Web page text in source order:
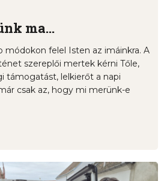
ma…
módokon felel Isten az imáinkra. A
szereplői mertek kérni Tőle,
támogatást, lelkierőt a napi
csak az, hogy mi merünk-e